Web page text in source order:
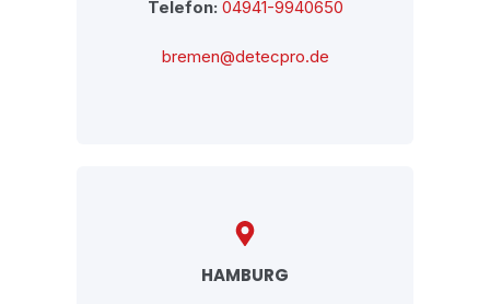
Telefon: 04941-9940650
bremen@detecpro.de
HAMBURG